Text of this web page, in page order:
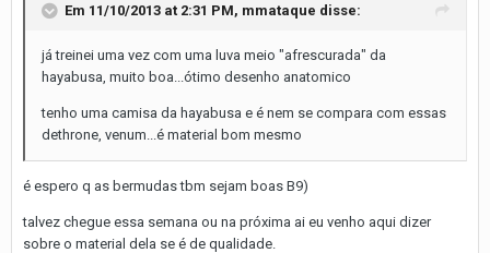
Em 11/10/2013 at 2:31 PM, mmataque disse:
já treinei uma vez com uma luva meio "afrescurada" da
hayabusa, muito boa...ótimo desenho anatomico
tenho uma camisa da hayabusa e é nem se compara com essas
dethrone, venum...é material bom mesmo
é espero q as bermudas tbm sejam boas B9)
talvez chegue essa semana ou na próxima ai eu venho aqui dizer
sobre o material dela se é de qualidade.